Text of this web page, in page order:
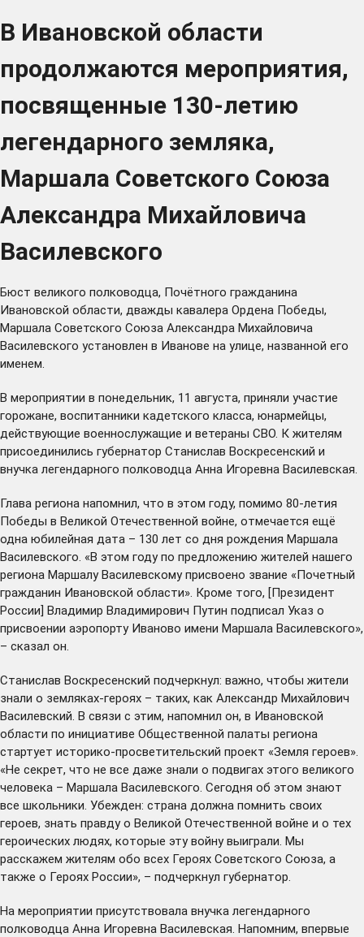
В Ивановской области
продолжаются мероприятия,
посвященные 130-летию
легендарного земляка,
Маршала Советского Союза
Александра Михайловича
Василевского
Бюст великого полководца, Почётного гражданина
Ивановской области, дважды кавалера Ордена Победы,
Маршала Советского Союза Александра Михайловича
Василевского установлен в Иванове на улице, названной его
именем.
В мероприятии в понедельник, 11 августа, приняли участие
горожане, воспитанники кадетского класса, юнармейцы,
действующие военнослужащие и ветераны СВО. К жителям
присоединились губернатор Станислав Воскресенский и
внучка легендарного полководца Анна Игоревна Василевская.
Глава региона напомнил, что в этом году, помимо 80-летия
Победы в Великой Отечественной войне, отмечается ещё
одна юбилейная дата – 130 лет со дня рождения Маршала
Василевского. «В этом году по предложению жителей нашего
региона Маршалу Василевскомуприсвоено звание «Почетный
гражданин Ивановской области». Кроме того, [Президент
России] Владимир Владимирович Путин подписал Указ о
присвоении аэропорту Иваново имени Маршала Василевского»,
– сказал он.
Станислав Воскресенский подчеркнул: важно, чтобы жители
знали о земляках-героях – таких, как Александр Михайлович
Василевский. В связи с этим, напомнил он, в Ивановской
области по инициативе Общественной палаты региона
стартует историко-просветительский проект «Земля героев».
«Не секрет, что не все даже знали о подвигах этого великого
человека – Маршала Василевского. Сегодня об этом знают
все школьники. Убежден: страна должна помнить своих
героев, знать правду о Великой Отечественной войне и о тех
героических людях, которые эту войну выиграли. Мы
расскажем жителям обо всех Героях Советского Союза, а
также о Героях России», – подчеркнул губернатор.
На мероприятии присутствовала внучка легендарного
полководца Анна Игоревна Василевская. Напомним, впервые